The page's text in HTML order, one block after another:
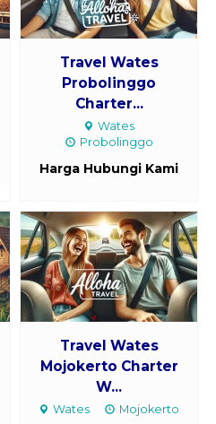
Travel Wates
Probolinggo
Charter...
Wates
Probolinggo
Harga Hubungi Kami
Travel Wates
Mojokerto Charter
W...
Wates Mojokerto